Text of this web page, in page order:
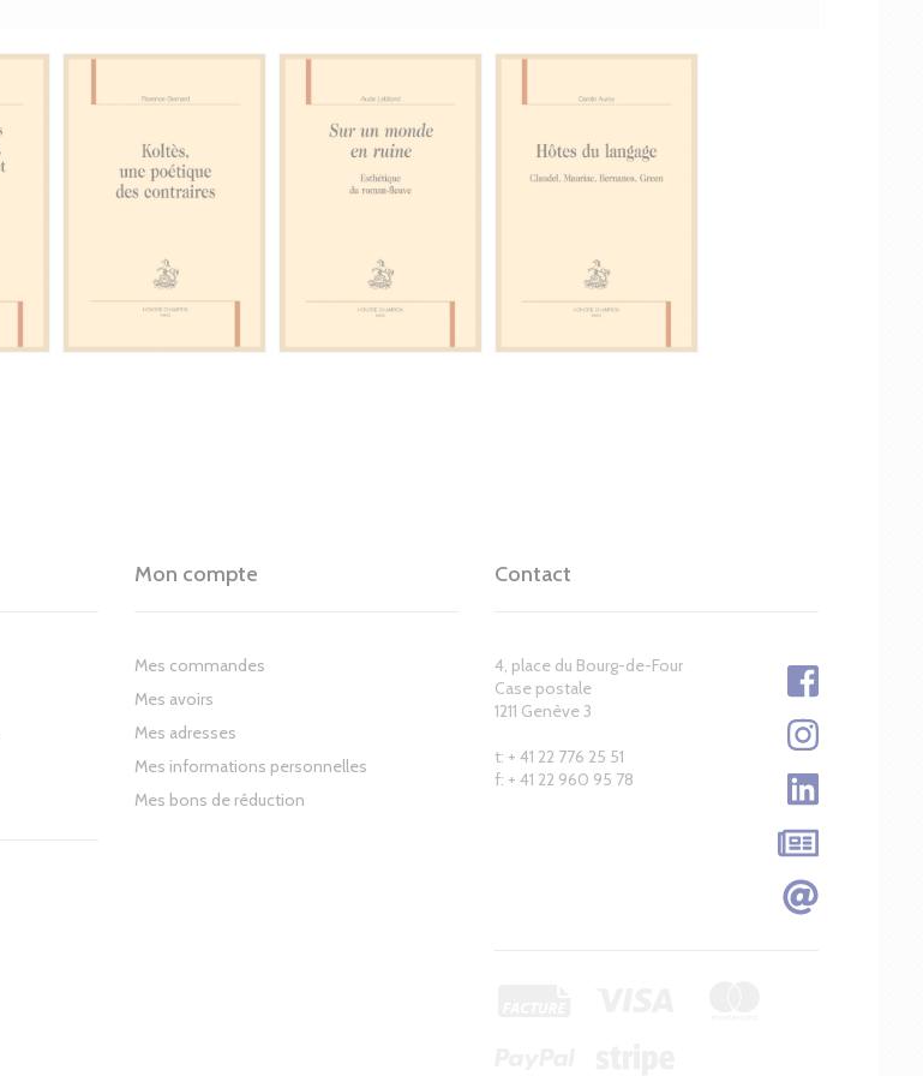
Mon compte
Mes commandes
Mes avoirs
Mes adresses
Mes informations personnelles
Mes bons de réduction
Contact
4, place du Bourg-de-Four
Case postale
1211 Genève 3
t: + 41 22 776 25 51
f: + 41 22 960 95 78